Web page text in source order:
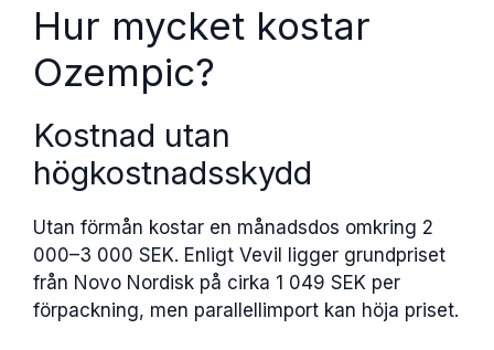
Hur mycket kostar
Ozempic?
Kostnad utan
högkostnadsskydd
Utan förmån kostar en månadsdos omkring 2
000–3 000 SEK. Enligt Vevil ligger grundpriset
från Novo Nordisk på cirka 1 049 SEK per
förpackning, men parallellimport kan höja priset.